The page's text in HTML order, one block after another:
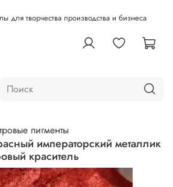
для творчества производства и бизнеса
пигменты
императорский металлик
краситель